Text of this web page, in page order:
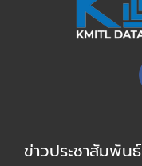
ข่าวประชาสัมพันธ์